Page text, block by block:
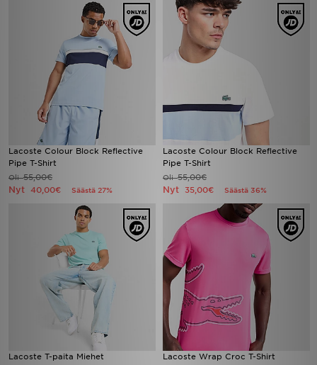
Lacoste Colour Block Reflective
Pipe T-Shirt
Oli55,00€
Nyt 40,00€ Säästä 27%
Lacoste Colour Block Reflective
Pipe T-Shirt
Oli55,00€
Nyt 35,00€ Säästä 36%
Lacoste T-paita Miehet Lacoste Wrap Croc T-Shirt